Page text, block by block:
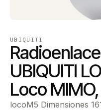
UBIQUITI
UBIQUITI
Loco
locoM5 Dimensiones